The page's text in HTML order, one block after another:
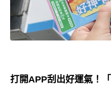
打開APP刮出好運氣！